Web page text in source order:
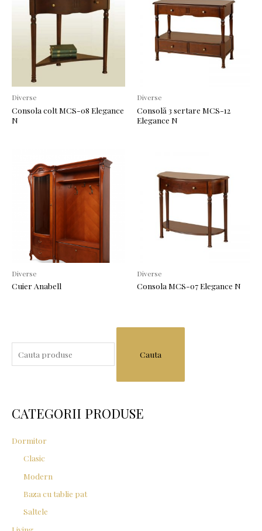
Diverse
Consola colt MCS-08 Elegance
N
Diverse
Consolă 3 sertare MCS-12
Elegance N
Diverse
Cuier Anabell
Diverse
Consola MCS-07 Elegance N
a
h
o
CATEGORII PRODUSE
Dormitor
Clasic
Modern
Baza cu tablie pat
Saltele